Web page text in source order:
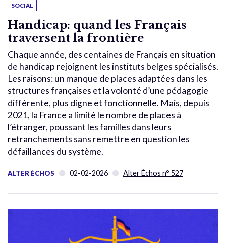
SOCIAL
Handicap: quand les Français
traversent la frontière
Chaque année, des centaines de Français en situation
de handicap rejoignent les instituts belges spécialisés.
Les raisons: un manque de places adaptées dans les
structures françaises et la volonté d’une pédagogie
différente, plus digne et fonctionnelle. Mais, depuis
2021, la France a limité le nombre de places à
l’étranger, poussant les familles dans leurs
retranchements sans remettre en question les
défaillances du système.
ALTER ÉCHOS 02-02-2026 Alter Échos n° 527